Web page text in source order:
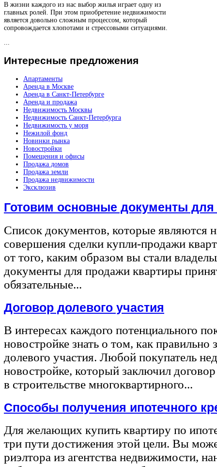
В жизни каждого из нас выбор жилья играет одну из
главных ролей. При этом приобретение недвижимости
является довольно сложным процессом, который
сопровождается хлопотами и стрессовыми ситуациями.
Интересные предложения
Апартаменты
Аренда в Москве
Аренда в Санкт-Петербурге
Аренда и продажа
Недвижимость Москвы
Недвижимость Санкт-Петербурга
Недвижимость у моря
Нежилой фонд
Новинки рынка
Новостройки
Помещения и офисы
Продажа домов
Продажа земли
Продажа недвижимости
Эксклюзив
Готовим основные документы
Список документов, которые являются
совершения сделки купли-продажи
от того, каким образом вы стали
документы для продажи квартиры
обязательные...
Договор долевого участия
В интересах каждого потенциального
новостройке знать о том, как правильно
долевого участия. Любой покупатель
новостройке, который заключил
в строительстве многоквартирного...
Способы получения ипотечного
Для желающих купить квартиру по
три пути достижения этой цели. Вы
риэлтора из агентства недвижимости,